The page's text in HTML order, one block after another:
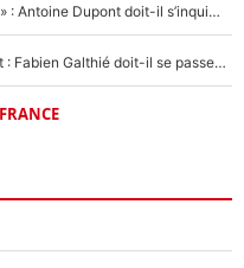
«Le XV de France est meilleur avec Lucu» : Antoine Dupont doit-il s’inquiéter pour sa place ?
Le XV de France a trouvé son remplaçant : Fabien Galthié doit-il se passer d'Antoine Dupont ?